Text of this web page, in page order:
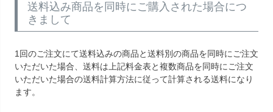
送料込み商品を同時にご購入された場合につ
きまして
1回のご注文にて送料込みの商品と送料別の商品を同時にご注文
いただいた場合、送料は上記料金表と複数商品を同時にご注文
いただいた場合の送料計算方法に従って計算される送料になり
ます。